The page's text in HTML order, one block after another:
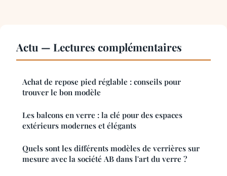
Actu — Lectures complémentaires
Achat de repose pied réglable : conseils pour
trouver le bon modèle
Les balcons en verre : la clé pour des espaces
extérieurs modernes et élégants
Quels sont les différents modèles de verrières sur
mesure avec la société AB dans l'art du verre ?